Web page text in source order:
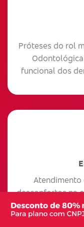
Próteses do rol
funcional dos
Atendimento
desconfortos na
após